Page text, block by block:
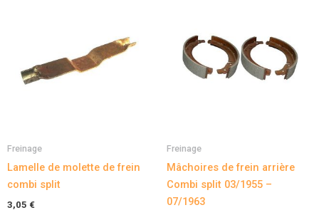
Freinage
Lamelle de molette de frein
combi split
3,05 €
Freinage
Mâchoires de frein arrière
Combi split 03/1955 –
07/1963